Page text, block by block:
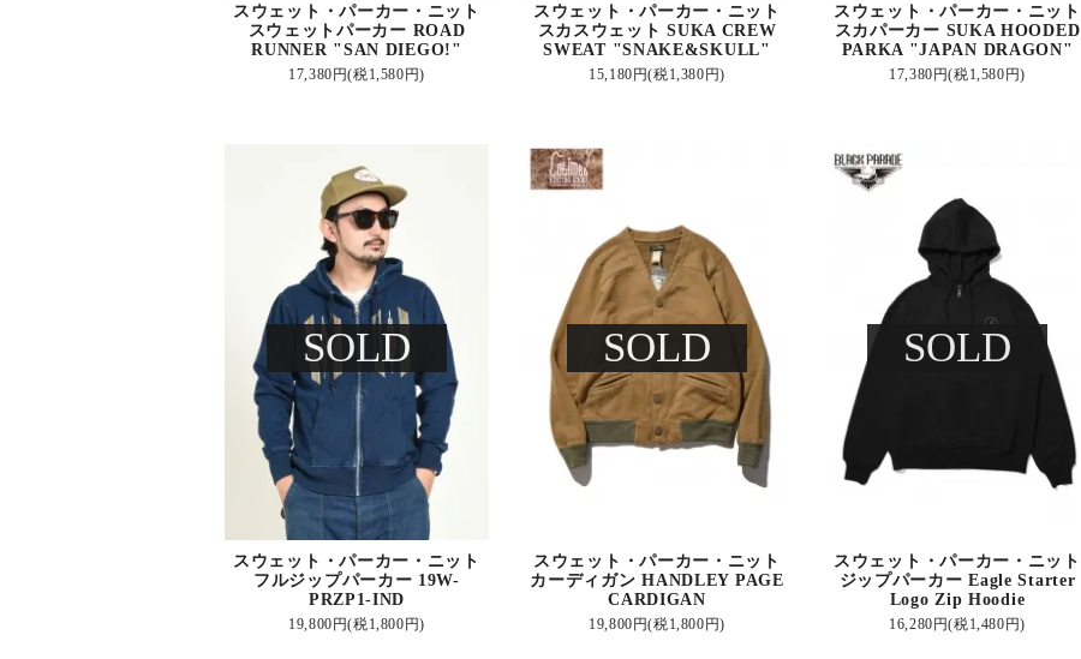
スウェット・パーカー・ニット
スウェットパーカー ROAD
RUNNER "SAN DIEGO!"
17,380円(税1,580円)
スウェット・パーカー・ニット
スカスウェット SUKA CREW
SWEAT "SNAKE&SKULL"
15,180円(税1,380円)
スウェット・パーカー・ニット
スカパーカー SUKA HOODED
PARKA "JAPAN DRAGON"
17,380円(税1,580円)
SOLD
スウェット・パーカー・ニット
フルジップパーカー 19W-
PRZP1-IND
19,800円(税1,800円)
SOLD
スウェット・パーカー・ニット
カーディガン HANDLEY PAGE
CARDIGAN
19,800円(税1,800円)
SOLD
スウェット・パーカー・ニット
ジップパーカー Eagle Starter
Logo Zip Hoodie
16,280円(税1,480円)